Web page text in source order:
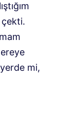
mi,